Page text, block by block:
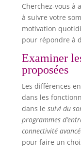
Cherchez-vous à
à suivre votre
motivation
pour répondre à
Examiner
proposées
Les différences
dans les
dans le suivi du
programmes
connectivité
pour faire un